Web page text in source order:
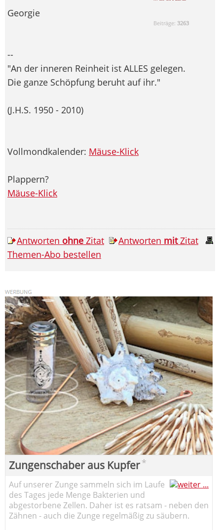
Beiträge: 3263
Georgie
--
"An der inneren Reinheit ist ALLES gelegen.
Die ganze Schöpfung beruht auf ihr."
(J.H.S. 1950 - 2010)
Vollmondkalender: Mäuse-Klick
Plappern?
Mäuse-Klick
Antworten ohne Zitat Antworten mitZitat
Themen-Abo bestellen
Zungenschaber aus Kupfer*
Auf unserer Zunge sammeln sich im Laufe
des Tages jede Menge Bakterien und
abgestorbene Zellen. Daher ist es ratsam - neben den
Zähnen - auch die Zunge regelmäßig zu säubern.